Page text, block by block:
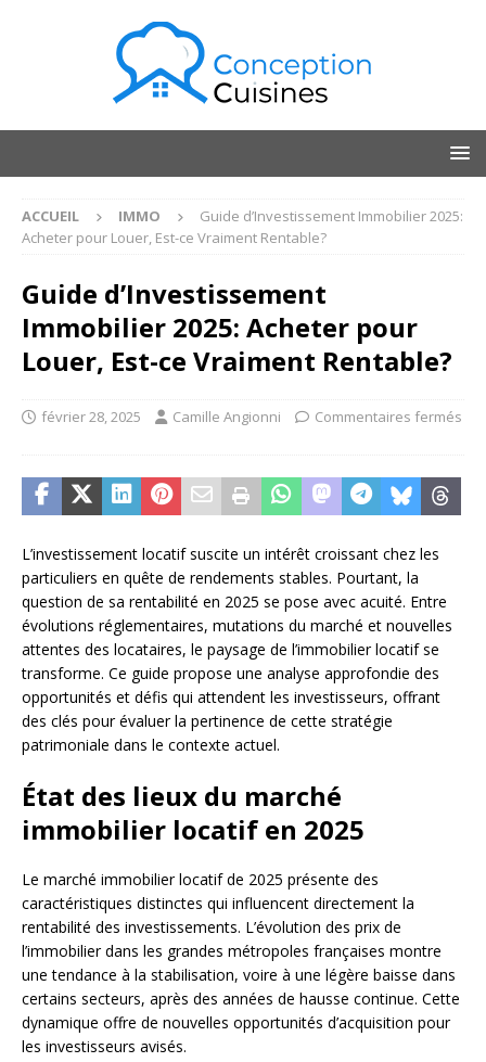
ACCUEIL IMMO
Guide d’Investissement Immobilier 2025:
Acheter pour Louer, Est-ce Vraiment Rentable?
Guide d’Investissement
Immobilier 2025: Acheter pour
Louer, Est-ce Vraiment Rentable?
février 28, 2025 Camille Angionni Commentaires fermés
L’investissement locatif suscite un intérêt croissant chez les
particuliers en quête de rendements stables. Pourtant, la
question de sa rentabilité en 2025 se pose avec acuité. Entre
évolutions réglementaires, mutations du marché et nouvelles
attentes des locataires, le paysage de l’immobilier locatif se
transforme. Ce guide propose une analyse approfondie des
opportunités et défis qui attendent les investisseurs, offrant
des clés pour évaluer la pertinence de cette stratégie
patrimoniale dans le contexte actuel.
État des lieux du marché
immobilier locatif en 2025
Le marché immobilier locatif de 2025 présente des
caractéristiques distinctes qui influencent directement la
rentabilité des investissements. L’évolution des prix de
l’immobilier dans les grandes métropoles françaises montre
une tendance à la stabilisation, voire à une légère baisse dans
certains secteurs, après des années de hausse continue. Cette
dynamique offre de nouvelles opportunités d’acquisition pour
les investisseurs avisés.